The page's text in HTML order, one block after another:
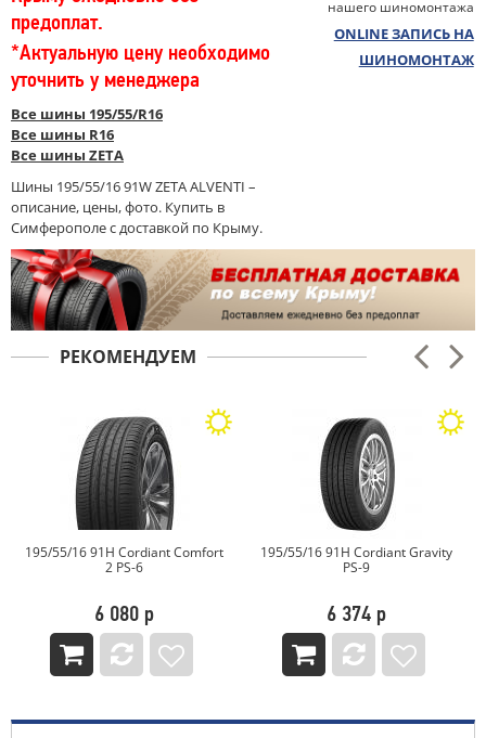
предоплат.
*Актуальную цену необходимо
уточнить у менеджера
Все шины 195/55/R16
Все шины R16
Все шины ZETA
Шины 195/55/16 91W ZETA ALVENTI –
описание, цены, фото. Купить в
Симферополе с доставкой по Крыму.
нашего шиномонтажа
ONLINE ЗАПИСЬ НА
ШИНОМОНТАЖ
РЕКОМЕНДУЕМ
16 91H Cordiant Comfort
6 080 р
195/55/16 91H Cordiant Gravity
6 374 р